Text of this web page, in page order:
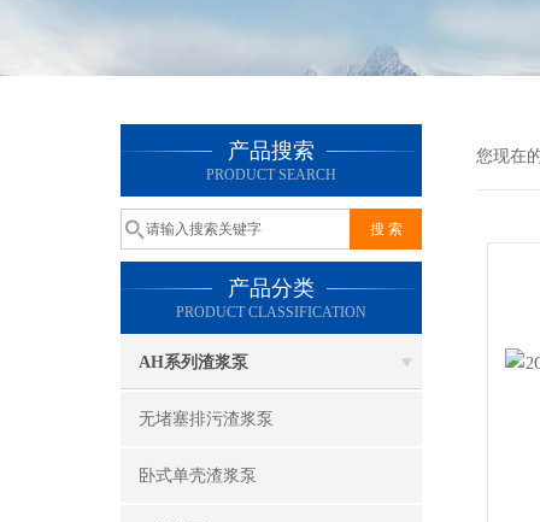
产品搜索
PRODUCT SEARCH
产品分类
PRODUCT CLASSIFICATION
AH系列渣浆泵
无堵塞排污渣浆泵
卧式单壳渣浆泵
您现在